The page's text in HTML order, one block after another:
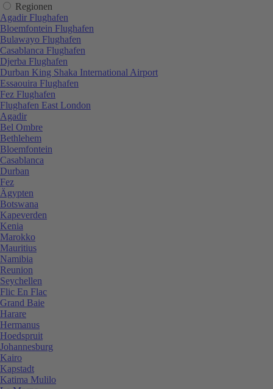
Regionen
Agadir Flughafen
Bloemfontein Flughafen
Bulawayo Flughafen
Casablanca Flughafen
Djerba Flughafen
Durban King Shaka International Airport
Essaouira Flughafen
Fez Flughafen
Flughafen East London
Agadir
Bel Ombre
Bethlehem
Bloemfontein
Casablanca
Durban
Fez
Ägypten
Botswana
Kapeverden
Kenia
Marokko
Mauritius
Namibia
Reunion
Seychellen
Flic En Flac
Grand Baie
Harare
Hermanus
Hoedspruit
Johannesburg
Kairo
Kapstadt
Katima Mulilo